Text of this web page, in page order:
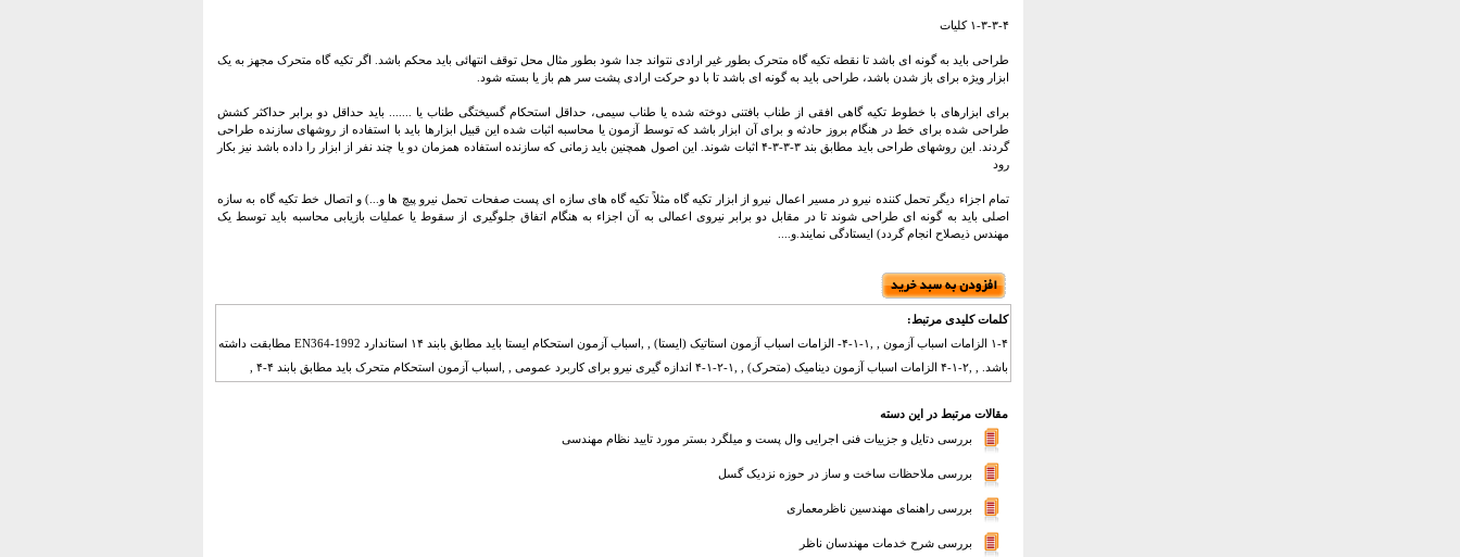
۱-۳-۳-۴ کلیات
طراحی باید به گونه ای باشد تا نقطه تکیه گاه متحرک بطور غیر ارادی نتواند جدا شود بطور مثال محل توقف انتهائی باید محکم باشد. اگر تکیه گاه متحرک مجهز به یک
ابزار ویژه برای باز شدن باشد، طراحی باید به گونه ای باشد تا با دو حرکت ارادی پشت سر هم باز یا بسته شود.
برای ابزارهای با خطوط تکیه گاهی افقی از طناب بافتنی دوخته شده یا طناب سیمی، حداقل استحکام گسیختگی طناب یا ....... باید حداقل دو برابر حداکثر کشش
طراحی شده برای خط در هنگام بروز حادثه و برای آن ابزار باشد که توسط آزمون یا محاسبه اثبات شده این قبیل ابزارها باید با استفاده از روشهای سازنده طراحی
گردند. این روشهای طراحی باید مطابق بند ۳-۳-۳-۴ اثبات شوند. این اصول همچنین باید زمانی که سازنده استفاده همزمان دو یا چند نفر از ابزار را داده باشد نیز بکار
رود
تمام اجزاء دیگر تحمل کننده نیرو در مسیر اعمال نیرو از ابزار تکیه گاه مثلاً تکیه گاه های سازه ای پست صفحات تحمل نیرو پیچ ها و...) و اتصال خط تکیه گاه به سازه
اصلی باید به گونه ای طراحی شوند تا در مقابل دو برابر نیروی اعمالی به آن اجزاء به هنگام اتفاق جلوگیری از سقوط یا عملیات بازیابی محاسبه باید توسط یک
مهندس ذیصلاح انجام گردد) ایستادگی نمایند.و....
کلمات کلیدی مرتبط:
۱-۴ الزامات اسباب آزمون , ,۱-۱-۴- الزامات اسباب آزمون استاتیک (ایستا) , ,اسباب آزمون استحکام ایستا باید مطابق بابند ۱۴ استاندارد 1992-EN364 مطابقت داشته
باشد. , ,۲-۱-۴ الزامات اسباب آزمون دینامیک (متحرک) , ,۱-۲-۱-۴ اندازه گیری نیرو برای کاربرد عمومی , ,اسباب آزمون استحکام متحرک باید مطابق بابند ۴-۴ ,
مقالات مرتبط در این دسته
بررسی دتایل و جزییات فنی اجرایی وال پست و میلگرد بستر مورد تایید نظام مهندسی
بررسی ملاحظات ساخت و ساز در حوزه نزدیک گسل
بررسی راهنمای مهندسین ناظرمعماری
بررسی شرح خدمات مهندسان ناظر